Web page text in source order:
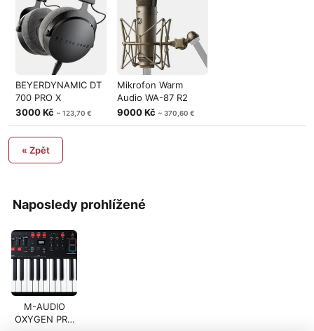
Naposledy prohlížené
M-AUDIO
OXYGEN PRO
BEYERDYNAMIC DT
700 PRO X
3000 Kč ~ 123,70 €
Mikrofon Warm
Audio WA-87 R2
9000 Kč ~ 370,60 €
« Zpět